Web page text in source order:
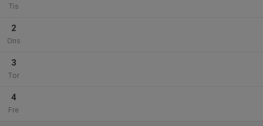
Tis
2
Ons
3
Tor
4
Fre